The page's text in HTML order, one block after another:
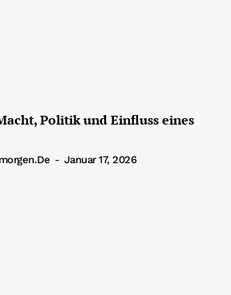
Politik und Einfluss eines
- Januar 17, 2026